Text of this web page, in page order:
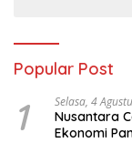
Popular Post
1 Selasa, 4
Nusantara
Ekonomi